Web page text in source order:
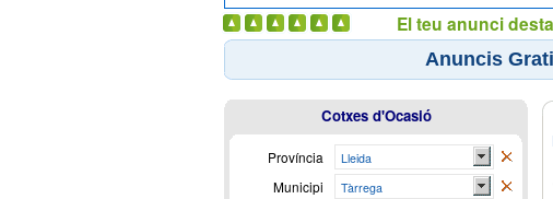
Anuncis
Cotxes d'Ocasió
Província Lleida
Municipi Tàrrega
El teu anunci